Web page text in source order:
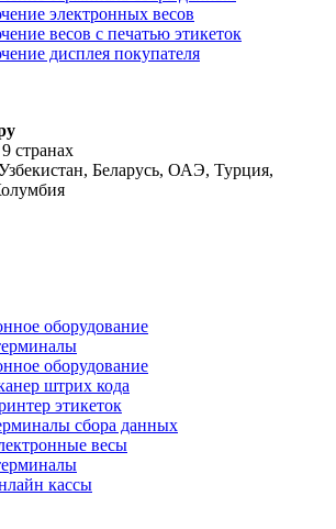
электронных весов
весов с печатью этикеток
дисплея покупателя
странах
Беларусь, ОАЭ, Турция,
оборудование
оборудование
штрих кода
этикеток
сбора данных
весы
кассы